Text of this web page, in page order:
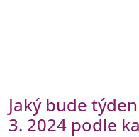
Jaký bude
3. 2024 podle